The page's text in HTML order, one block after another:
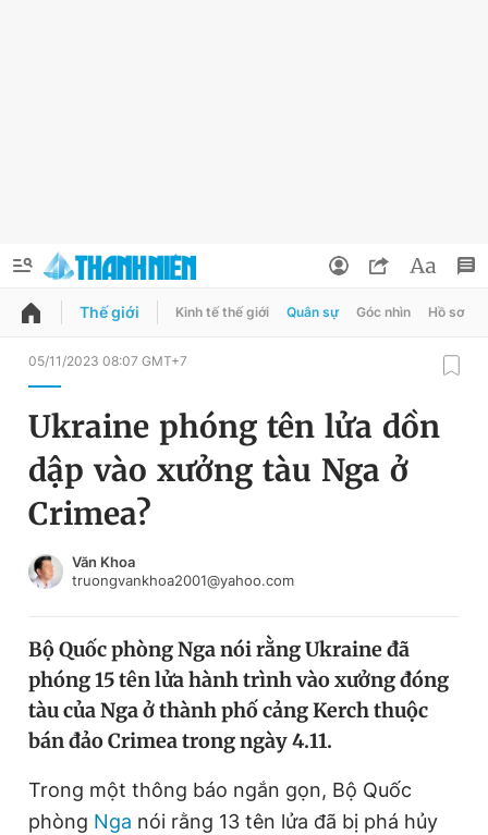
QUẢNG CÁO
Chuyên mục
Chuyên mục khác
Chào ngày mới
Tin 360
Video Magazine
Tiện ích Bạn cần biết
Đổi mật khẩu
Tin đã lưu
Đăng xuất
Thế giới Kinh tế thế giới Quân sự Góc nhìn Hồ sơ
05/11/2023 08:07 GMT+7
Ukraine phóng tên lửa dồn
dập vào xưởng tàu Nga ở
Crimea?
Văn Khoa
truongvankhoa2001@yahoo.com
Bộ Quốc phòng Nga nói rằng Ukraine đã
phóng 15 tên lửa hành trình vào xưởng đóng
tàu của Nga ở thành phố cảng Kerch thuộc
bán đảo Crimea trong ngày 4.11.
Trong một thông báo ngắn gọn, Bộ Quốc
phòng Nga nói rằng 13 tên lửa đã bị phá hủy